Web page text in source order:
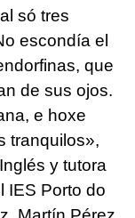
só tres
escondía el
que
de sus ojos.
e hoxe
tranquilos»,
y tutora
IES Porto do